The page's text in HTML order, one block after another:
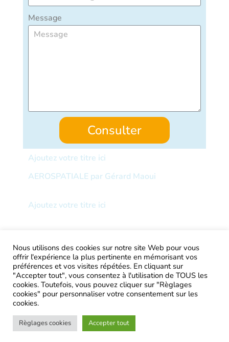
Message
Consulter
Ajoutez votre titre ici
AEROSPATIALE par Gérard Maoui
Ajoutez votre titre ici
AIRtage 2024© Tous droits réservés
Mentions légales
Contactez-nous !
Nous utilisons des cookies sur notre site Web pour vous
offrir l'expérience la plus pertinente en mémorisant vos
préférences et vos visites répétées. En cliquant sur
"Accepter tout", vous consentez à l'utilisation de TOUS les
cookies. Toutefois, vous pouvez cliquer sur "Règlages
cookies" pour personnaliser votre consentement sur les
cookies.
Règlages cookies Accepter tout